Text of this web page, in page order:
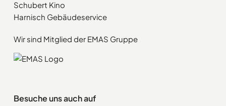
Schubert Kino
Harnisch Gebäudeservice
Wir sind Mitglied der EMAS Gruppe
Besuche uns auch auf